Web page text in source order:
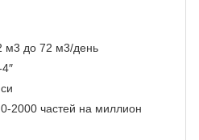
м3 до 72 м3/день
2000 частей на миллион